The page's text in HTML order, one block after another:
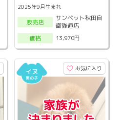
2025年9月生まれ
販売店
サンペット秋田自
衛隊通店
価格
13,970円
お気に入り